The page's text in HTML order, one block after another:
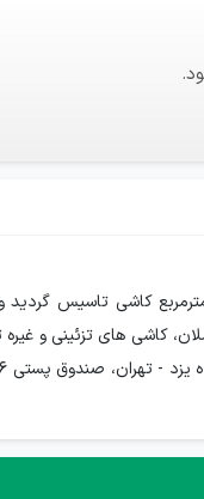
سه میلیون مترمربع کاشی
کاشی های تزئینی و